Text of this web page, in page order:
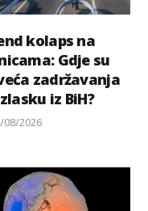
kolaps na
Gdje su
zadržavanja
iz BiH?
08/2026